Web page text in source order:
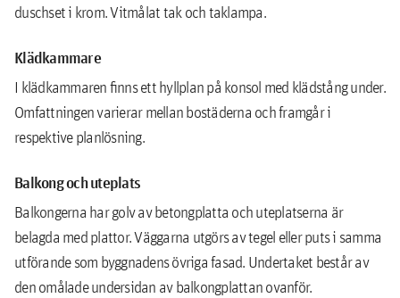
duschset i krom. Vitmålat tak och taklampa.
Klädkammare
I klädkammaren ﬁnns ett hyllplan på konsol med klädstång under.
Omfattningen varierar mellan bostäderna och framgår i
respektive planlösning.
Balkong och uteplats
Balkongerna har golv av betongplatta och uteplatserna är
belagda med plattor. Väggarna utgörs av tegel eller puts i samma
utförande som byggnadens övriga fasad. Undertaket består av
den omålade undersidan av balkongplattan ovanför.